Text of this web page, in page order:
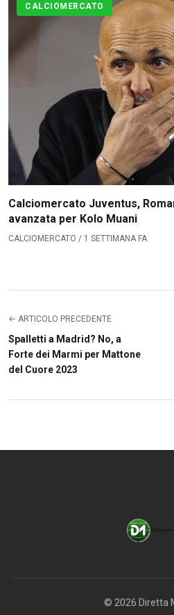
CALCIOMERCATO
Calciomercato Juventus,
avanzata per Kolo Muani
CALCIOMERCATO / 1 SETTIMANA FA
← ARTICOLO PRECEDENTE
Spalletti a Madrid? No, a
Forte dei Marmi per Mattone
del Cuore 2023
© 2026 Diretta